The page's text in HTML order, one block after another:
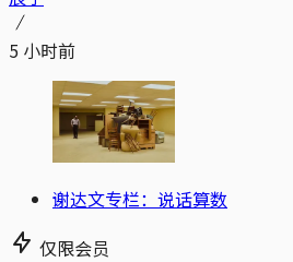
5 小时前
谢达文专栏：说话算数
仅限会员